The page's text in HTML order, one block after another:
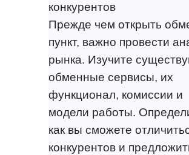
конкурентов
Прежде чем открыть
пункт, важно провести
рынка. Изучите
обменные сервисы, их
функционал, комиссии и
модели работы.
как вы сможете
конкурентов и